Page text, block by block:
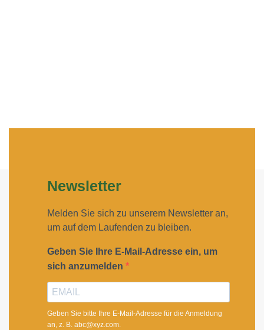
Newsletter
Melden Sie sich zu unserem Newsletter an,
um auf dem Laufenden zu bleiben.
Geben Sie Ihre E-Mail-Adresse ein, um
sich anzumelden
Geben Sie bitte Ihre E-Mail-Adresse für die Anmeldung
an, z. B. abc@xyz.com.